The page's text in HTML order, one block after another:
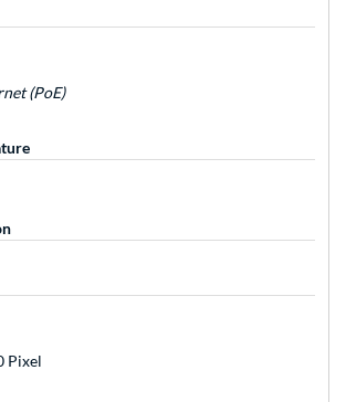
(PoE)
Pixel